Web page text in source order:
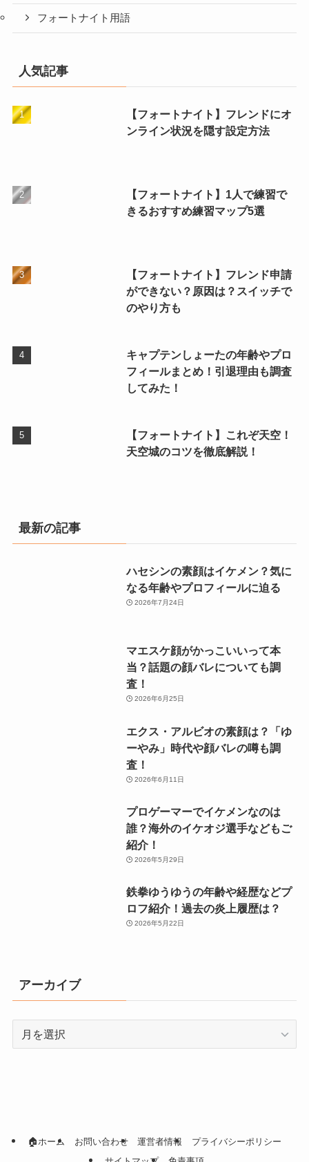
フォートナイト用語
人気記事
【フォートナイト】フレンドにオ
ンライン状況を隠す設定方法
【フォートナイト】1人で練習で
きるおすすめ練習マップ5選
【フォートナイト】フレンド申請
ができない？原因は？スイッチで
のやり方も
キャプテンしょーたの年齢やプロ
フィールまとめ！引退理由も調査
してみた！
【フォートナイト】これぞ天空！
天空城のコツを徹底解説！
最新の記事
ハセシンの素顔はイケメン？気に
なる年齢やプロフィールに迫る
2026年7月24日
マエスケ顔がかっこいいって本
当？話題の顔バレについても調
査！
2026年6月25日
エクス・アルビオの素顔は？「ゆ
ーやみ」時代や顔バレの噂も調
査！
2026年6月11日
プロゲーマーでイケメンなのは
誰？海外のイケオジ選手などもご
紹介！
2026年5月29日
鉄拳ゆうゆうの年齢や経歴などプ
ロフ紹介！過去の炎上履歴は？
2026年5月22日
アーカイブ
🏠ホーム お問い合わせ 運営者情報
プライバシーポリシー